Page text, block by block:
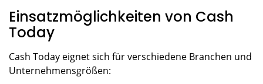
Einsatzmöglichkeiten von Cash
Today
Cash Today eignet sich für verschiedene Branchen und
Unternehmensgrößen: